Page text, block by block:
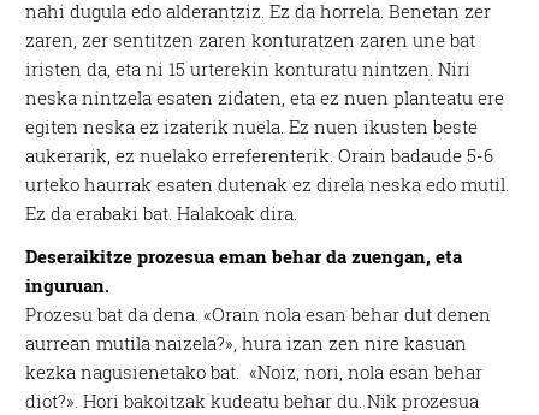
nahi dugula edo alderantziz. Ez da horrela. Benetan zer
zaren, zer sentitzen zaren konturatzen zaren une bat
iristen da, eta ni 15 urterekin konturatu nintzen. Niri
neska nintzela esaten zidaten, eta ez nuen planteatu ere
egiten neska ez izaterik nuela. Ez nuen ikusten beste
aukerarik, ez nuelako erreferenterik. Orain badaude 5-6
urteko haurrak esaten dutenak ez direla neska edo mutil.
Ez da erabaki bat. Halakoak dira.
Deseraikitze prozesua eman behar da zuengan, eta
inguruan.
Prozesu bat da dena. «Orain nola esan behar dut denen
aurrean mutila naizela?», hura izan zen nire kasuan
kezka nagusienetako bat. «Noiz, nori, nola esan behar
diot?». Hori bakoitzak kudeatu behar du. Nik prozesua